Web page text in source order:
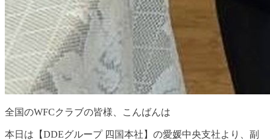
全国のWFCクラブの皆様、こんばんは
本日は【DDEグループ 四国本社】の愛媛中央支社より、副